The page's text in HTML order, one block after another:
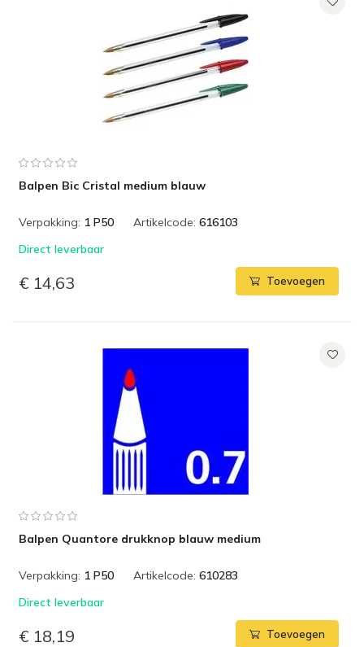
Balpen Bic Cristal medium blauw
Verpakking: 1 P50 Artikelcode: 616103
Direct leverbaar
€ 14,63 Toevoegen
Balpen Quantore drukknop blauw medium
Verpakking: 1 P50 Artikelcode: 610283
Direct leverbaar
€ 18,19 Toevoegen